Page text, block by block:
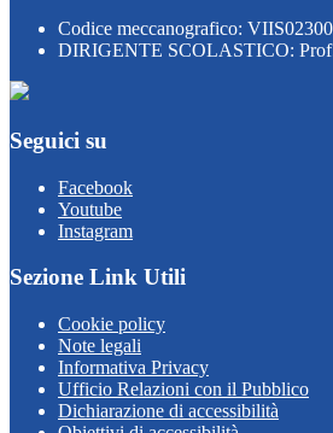
Codice meccanografico:
DIRIGENTE SCOLASTICO:
Seguici su
Facebook
Youtube
Instagram
Sezione Link Utili
Cookie policy
Note legali
Informativa Privacy
Ufficio Relazioni con il Pubblico
Dichiarazione di accessibilità